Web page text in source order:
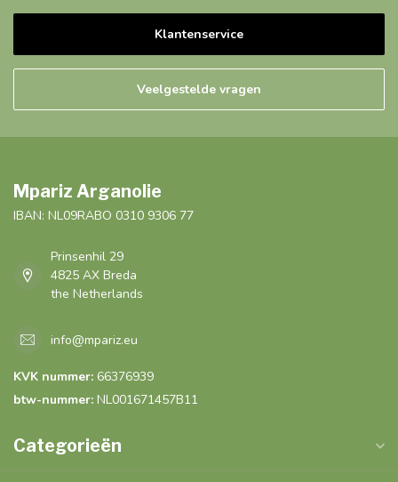
Klantenservice
Veelgestelde vragen
Mpariz Arganolie
IBAN: NL09RABO 0310 9306 77
Prinsenhil 29
4825 AX Breda
the Netherlands
info@mpariz.eu
KVK nummer: 66376939
btw-nummer: NL001671457B11
Categorieën